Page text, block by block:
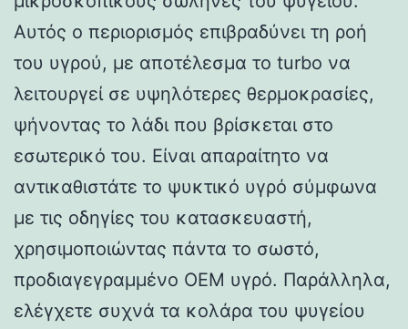
Αυτός ο περιορισμός επιβραδύνει τη ροή
του υγρού, με αποτέλεσμα το turbo να
λειτουργεί σε υψηλότερες θερμοκρασίες,
ψήνοντας το λάδι που βρίσκεται στο
εσωτερικό του. Είναι απαραίτητο να
αντικαθιστάτε το ψυκτικό υγρό σύμφωνα
με τις οδηγίες του κατασκευαστή,
χρησιμοποιώντας πάντα το σωστό,
προδιαγεγραμμένο OEM υγρό. Παράλληλα,
ελέγχετε συχνά τα κολάρα του ψυγείου